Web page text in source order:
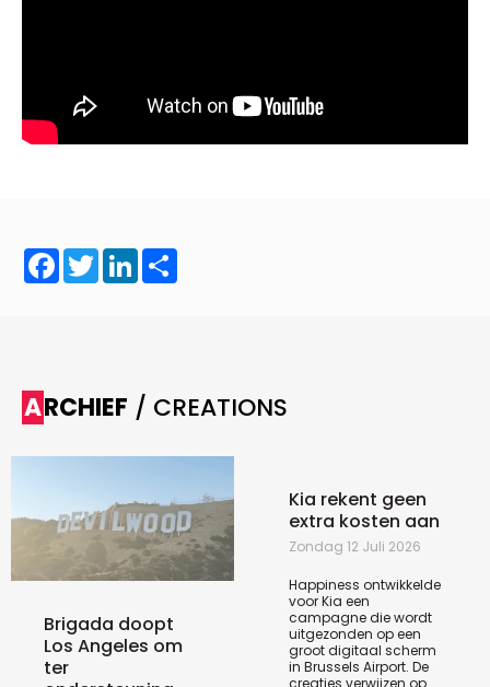
Facebook
TwitterLinkedIn
ARCHIEF / CREATIONS
Brigada doopt
Los Angeles om
ter
Kia rekent geen
extra kosten aan
Zondag 12 Juli 2026
Happiness ontwikkelde
voor Kia een
campagne die wordt
uitgezonden op een
groot digitaal scherm
in Brussels Airport. De
creaties verwijzen op